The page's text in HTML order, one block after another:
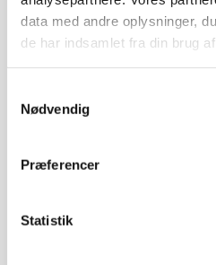
data med andre oplysninger,
de har indsamlet fra din brug
Nødvendig
Præferencer
Statistik
Bæredygtighed
EPD
Corporate Social
FN Verdensmål